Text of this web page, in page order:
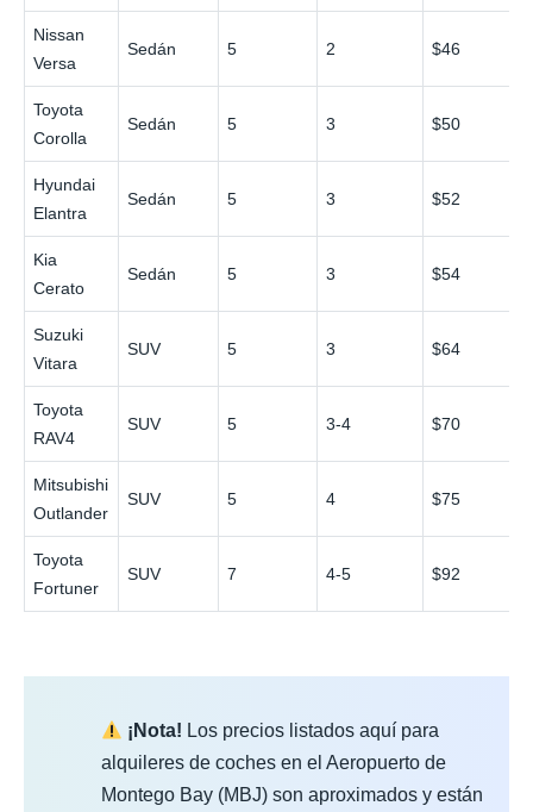
Nissan
Versa
Sedán 5 2 $46
Toyota
Corolla
Sedán 5 3 $50
Hyundai
Elantra
Sedán 5 3 $52
Kia
Cerato
Sedán 5 3 $54
Suzuki
Vitara
SUV 5 3 $64
Toyota
RAV4
SUV 5 3-4 $70
Mitsubishi
Outlander
SUV 5 4 $75
Toyota
Fortuner
SUV 7 4-5 $92
¡Nota! Los precios listados aquí para
alquileres de coches en el Aeropuerto de
Montego Bay (MBJ) son aproximados y están